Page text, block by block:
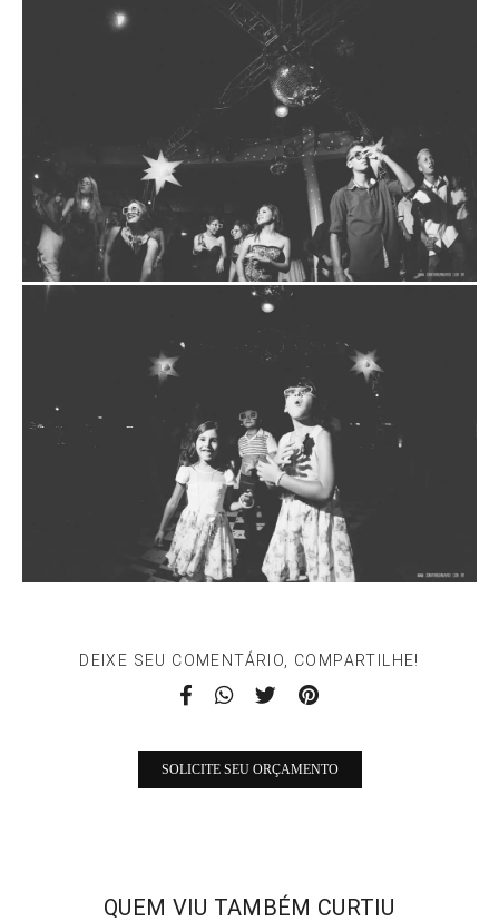
DEIXE SEU COMENTÁRIO, COMPARTILHE!
SOLICITE SEU ORÇAMENTO
QUEM VIU TAMBÉM CURTIU